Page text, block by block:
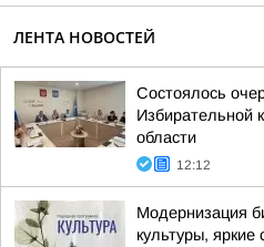
ЛЕНТА НОВОСТЕЙ
Состоялось
Избирательной
области
12:12
Модернизация
культуры, яркие